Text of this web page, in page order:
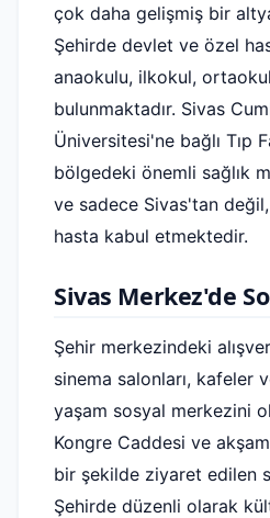
çok daha gelişmiş bir
Şehirde devlet ve özel
anaokulu, ilkokul,
bulunmaktadır. Sivas
Üniversitesi'ne bağlı Tıp
bölgedeki önemli sağlık
ve sadece Sivas'tan
hasta kabul etmektedir.
Sivas Merkez'de
Şehir merkezindeki
sinema salonları, kafeler
yaşam sosyal merkezini
Kongre Caddesi ve
bir şekilde ziyaret edilen
Şehirde düzenli olarak